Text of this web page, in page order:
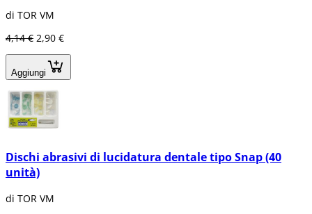
di TOR VM
4,14 € 2,90 €
Aggiungi
Dischi abrasivi di lucidatura dentale tipo Snap (40
unità)
di TOR VM